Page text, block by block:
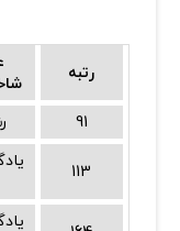
رتبه
91
113